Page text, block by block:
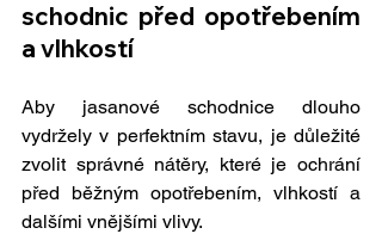
schodnic před opotřebením
a vlhkostí
Aby jasanové schodnice dlouho
vydržely v perfektním stavu, je důležité
zvolit správné nátěry, které je ochrání
před běžným opotřebením, vlhkostí a
dalšími vnějšími vlivy.